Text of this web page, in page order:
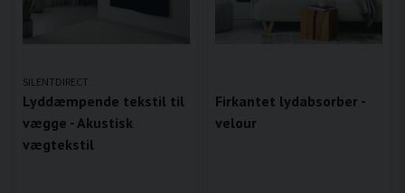
SILENTDIRECT
Lyddæmpende tekstil til
vægge - Akustisk
vægtekstil
Firkantet lydabsorber -
velour